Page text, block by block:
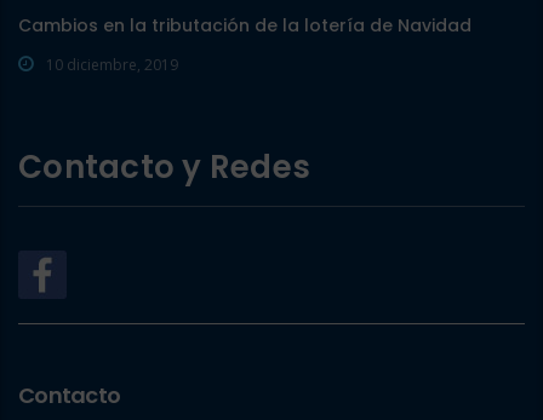
Cambios en la tributación de la lotería de Navidad
10 diciembre, 2019
Contacto y Redes
Contacto